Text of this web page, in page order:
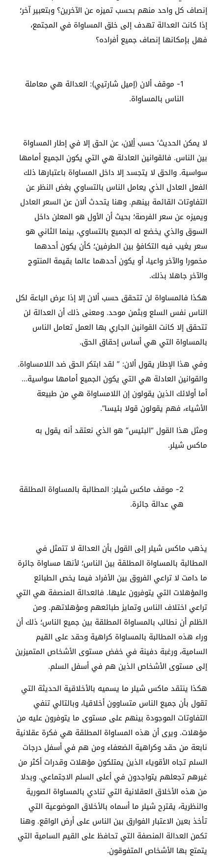
إنصاف كل واحد منهم بحسب تميزه عن الآخرين؟ وبتعبير آخر؛
إذا كانت العدالة تهدف إلى خلق المساواة في المجتمع،
فهل بإمكانها إنصاف جميع أفراده؟
1- موقف ألان (إميل شارتيي): العدالة هي معاملة
الناس بالمساواة.
لا يمكن الحديث‘ حسبألان، عن الحق إلا في إطار المساواة
بين الناس. فالقوانين العادلة هي التي يكون الجميع أمامها
سواسية. والحق لا يتجسد إلا داخل المساواة باعتبارها ذلك
الفعل العادل الذي يعامل الناس بالتساوي بغض النظر عن
التفاوتات القائمة بينهم. وهنا يتحدث ألان عن السعر العادل
ويميزه عن سعر الفرصة؛ بحيث أن الأول هو المعلن داخل
السوق والذي يخضع له الجميع بالتساوي، بينما الثاني هو
سعر يغيب فيه التكافؤ بين الطرفين؛ كأن يكون أحدهما
مخمورا والآخر واعيا، أو يكون أحدهما عالما بقيمة المنتوج
والآخر جاهلا بذلك.
هكذا فالمساواة لن تتحقق حسب ألان إلا إذا عرض الباعة لكل
الناس نفس السلع وبثمن موحد. ومعنى ذلك أن العدالة لن
تتحقق إلا كانت القوانين الجاري بها العمل تعامل الناس
بالمساواة التي هي أساس إحقاق الحق.
وفي هذا الإطار يقول ألان: ” لقد ابتكر الحق ضد اللامساواة.
والقوانين العادلة هي التي يكون الجميع أمامها سواسية…
أما أولائك الذين يقولون إن اللامساواة هي من طبيعة
الأشياء، فهم يقولون قولا بئيسا”.
ومثل هذا القول “البئيس” هو الذي نعتقد أنه يقول به
ماكس شيلر.
2- موقف ماكس شيلر: المطالبة بالمساواة المطلقة
هي عدالة جائرة.
يذهب ماكس شيلر إلى القول بأن العدالة لا تتمثل في
المطالبة بالمساواة المطلقة بين الناس؛ لأنها مساواة جائرة
ما دامت لا تراعي الفروق بين الأفراد فيما يخص الطبائع
والمؤهلات التي يتوفرون عليها. فالعدالة المنصفة هي التي
تراعي اختلاف الناس وتمايز طبائعهم ومؤهلاتهم. ومن
الظلم أن نطالب بالمساواة المطلقة بين جميع الناس؛ ذلك أن
وراء هذه المطالبة بالمساواة كراهية وحقد على القيم
السامية، ورغبة دفينة في خفض مستوى الأشخاص المتميزين
إلى مستوى الأشخاص الذين هم في أسفل السلم.
هكذا ينتقد ماكس شيلر ما يسميه بالأخلاقية الحديثة التي
تقول بأن جميع الناس متساوون أخلاقيا، وبالتالي تنفي
التفاوتات الموجودة بينهم على مستوى ما يتوفرون عليه من
مؤهلات. ويرى أن هذه المساواة المطلقة هي فكرة عقلانية
نابعة من حقد وكراهية الضعفاء ومن هم في أسفل درجات
السلم تجاه الأقوياء الذين يمتلكون مؤهلات وقدرات أكثر من
غيرهم تجعلهم يتواجدون في أعلى السلم الاجتماعي. وبدلا
من هذه الأخلاق العقلانية التي تنادي بالمساواة الصورية
والنظرية، يقترح شيلر ما أسماه بالأخلاق الموضوعية التي
تأخذ بعين الاعتبار الفوارق بين الناس على أرض الواقع. وهنا
تكمن العدالة المنصفة التي تحافظ على القيم السامية التي
يتمتع بها الأشخاص المتفوقون.